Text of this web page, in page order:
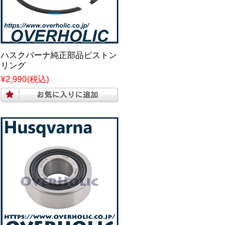
ハスクバーナ純正部品ピストン
リング
¥2,990(税込)